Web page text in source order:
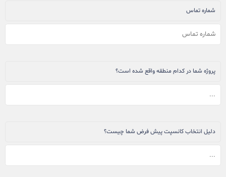
شماره تماس
پروژه شما در کدام منطقه واقع شده است؟
دلیل انتخاب کانسپت پیش فرض شما چیست؟